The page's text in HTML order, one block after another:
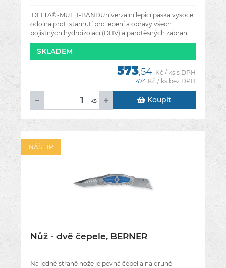
DELTA®-MULTI-BANDUniverzální lepicí páska vysoce
odolná proti stárnutí pro lepení a opravy všech
pojistných hydroizolací (DHV) a parotěsných zábran
DELTA® (vždy se lepí na
SKLADEM
573,54 Kč / ks s DPH
474 Kč / ks bez DPH
ks Koupit
NÁŠ TIP
Nůž - dvě čepele, BERNER
Na jedné straně nože je pevná čepel a na druhé